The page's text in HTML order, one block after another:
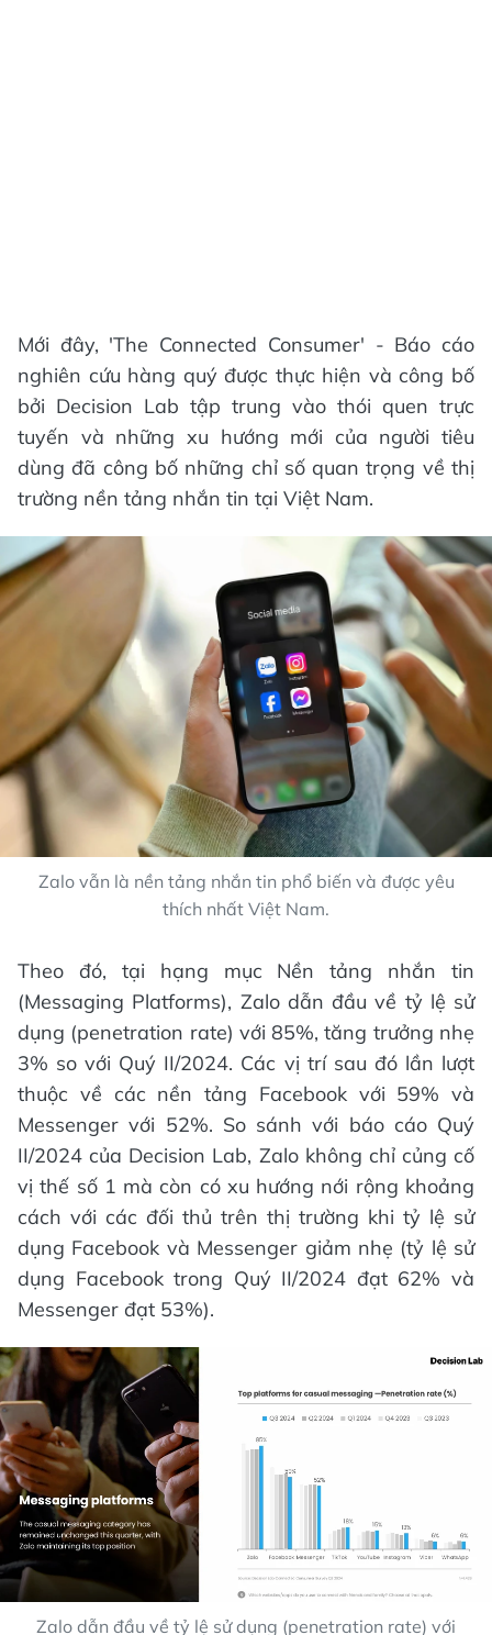
Mới đây, 'The Connected Consumer' - Báo cáo
nghiên cứu hàng quý được thực hiện và công bố
bởi Decision Lab tập trung vào thói quen trực
tuyến và những xu hướng mới của người tiêu
dùng đã công bố những chỉ số quan trọng về thị
trường nền tảng nhắn tin tại Việt Nam.
Zalo vẫn là nền tảng nhắn tin phổ biến và được yêu
thích nhất Việt Nam.
Theo đó, tại hạng mục Nền tảng nhắn tin
(Messaging Platforms), Zalo dẫn đầu về tỷ lệ sử
dụng (penetration rate) với 85%, tăng trưởng nhẹ
3% so với Quý II/2024. Các vị trí sau đó lần lượt
thuộc về các nền tảng Facebook với 59% và
Messenger với 52%. So sánh với báo cáo Quý
II/2024 của Decision Lab, Zalo không chỉ củng cố
vị thế số 1 mà còn có xu hướng nới rộng khoảng
cách với các đối thủ trên thị trường khi tỷ lệ sử
dụng Facebook và Messenger giảm nhẹ (tỷ lệ sử
dụng Facebook trong Quý II/2024 đạt 62% và
Messenger đạt 53%).
Zalo dẫn đầu về tỷ lệ sử dụng (penetration rate) với